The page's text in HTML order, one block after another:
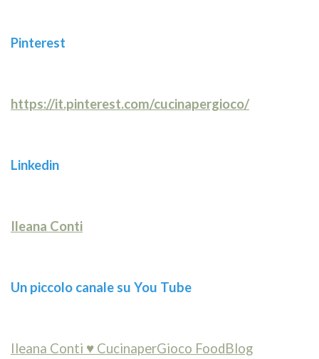
Pinterest
https://it.pinterest.com/cucinapergioco/
Linkedin
Ileana Conti
Un piccolo canale su You Tube
Ileana Conti ♥ CucinaperGioco FoodBlog